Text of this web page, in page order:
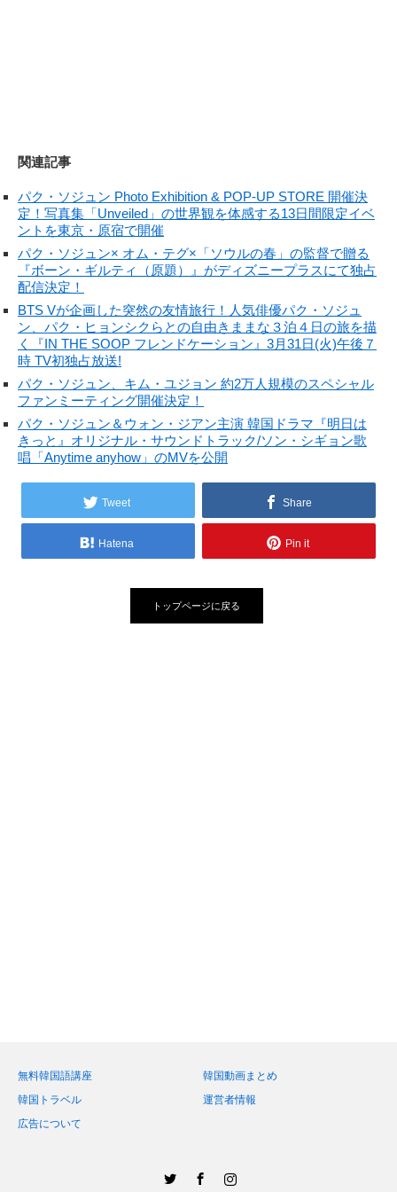
関連記事
パク・ソジュン Photo Exhibition & POP-UP STORE 開催決
定！写真集「Unveiled」の世界観を体感する13日間限定イベ
ントを東京・原宿で開催
パク・ソジュン× オム・テグ×「ソウルの春」の監督で贈る
『ボーン・ギルティ（原題）』がディズニープラスにて独占
配信決定！
BTS Vが企画した突然の友情旅行！人気俳優パク・ソジュ
ン、パク・ヒョンシクらとの自由きままな３泊４日の旅を描
く『IN THE SOOP フレンドケーション』3月31日(火)午後７
時 TV初独占放送!
パク・ソジュン、キム・ユジョン 約2万人規模のスペシャル
ファンミーティング開催決定！
パク・ソジュン＆ウォン・ジアン主演 韓国ドラマ『明日は
きっと』オリジナル・サウンドトラック/ソン・シギョン歌
唱「Anytime anyhow」のMVを公開
Tweet Share
Hatena Pin it
トップページに戻る
無料韓国語講座
韓国動画まとめ
韓国トラベル
運営者情報
広告について